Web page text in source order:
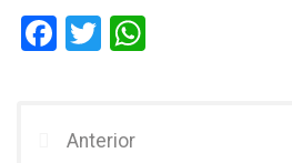
F
b
T
er
Anterior